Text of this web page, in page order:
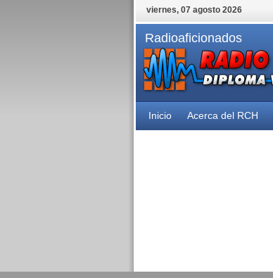
viernes, 07 agosto 2026
Radioaficionados
Inicio Acerca del RCH